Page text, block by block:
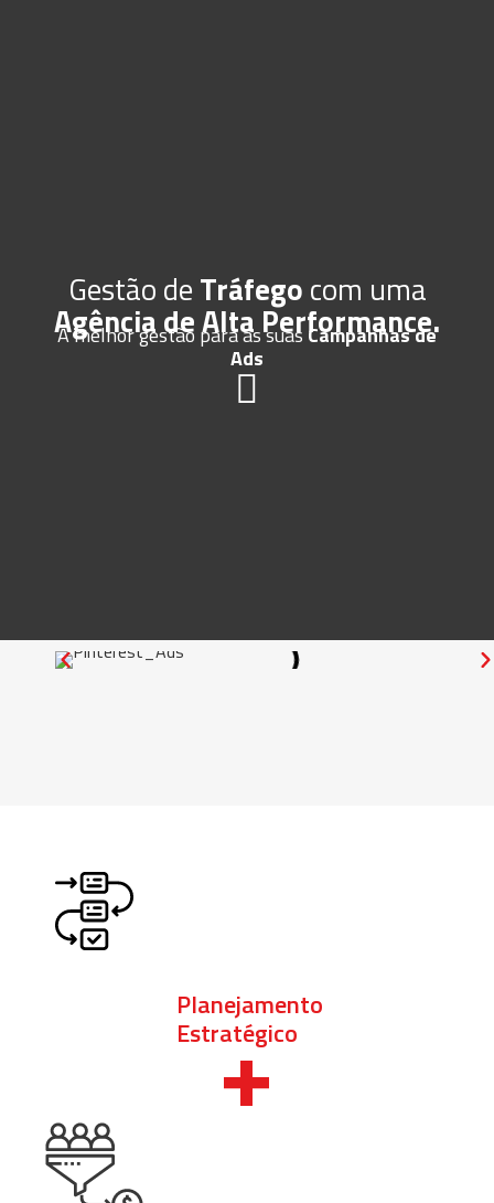
Gestão deTráfegocom uma
Agência de Alta Performance.
A melhor gestão para as suas Campanhas de
Ads
Planejamento
Estratégico
+